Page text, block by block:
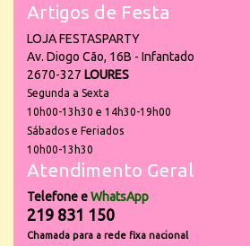
Artigos de Festa
LOJA FESTASPARTY
Av. Diogo Cão, 16B - Infantado
2670-327 LOURES
Segunda a Sexta
10h00-13h30 e 14h30-19h00
Sábados e Feriados
10h00-13h30
Atendimento Geral
Telefone eWhatsApp
219 831 150
Chamada para a rede fixa nacional